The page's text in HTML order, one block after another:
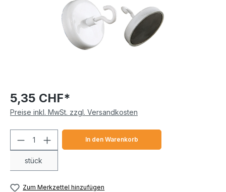
5,35 CHF*
Preise inkl. MwSt. zzgl. Versandkosten
Produkt Anzahl: Gib den
stück
In den Warenkorb
Zum Merkzettel hinzufügen